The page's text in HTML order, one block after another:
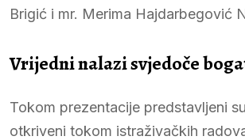
Brigić i mr. Merima Hajdarbegović
Vrijedni nalazi svjedoče
Tokom prezentacije predstavljeni
otkriveni tokom istraživačkih